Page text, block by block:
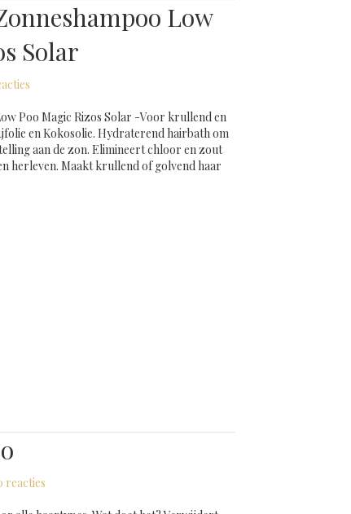
Low
Solar
Poo Magic Rizos Solar -Voor krullend en
en Kokosolie. Hydraterend hairbath om
aan de zon. Elimineert chloor en zout
herleven. Maakt krullend of golvend haar
reacties